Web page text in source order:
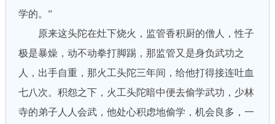
学的。”
原来这头陀在灶下烧火，监管香积厨的僧人，性子
极是暴燥，动不动拳打脚踢，那监管又是身负武功之
人，出手自重，那火工头陀三年间，给他打得接连吐血
七八次。积怨之下，火工头陀暗中便去偷学武功，少林
寺的弟子人人会武，他处心积虑地偷学，机会良多，一